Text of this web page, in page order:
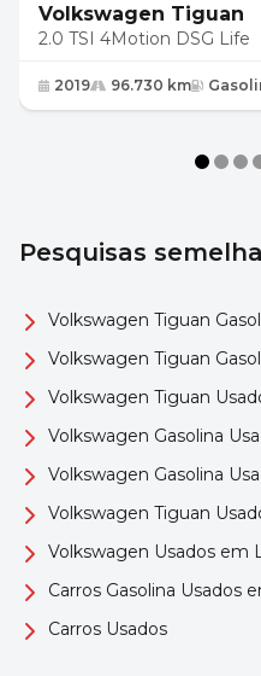
Volkswagen Tiguan
2.0 TSI 4Motion DSG Life
2019 96.730 km
Pesquisas
Volkswagen Tiguan
Volkswagen Tiguan
Volkswagen Tiguan
Volkswagen Gasolina
Volkswagen Gasolina
Volkswagen Tiguan
Volkswagen Usados em
Carros Gasolina Usados
Carros Usados